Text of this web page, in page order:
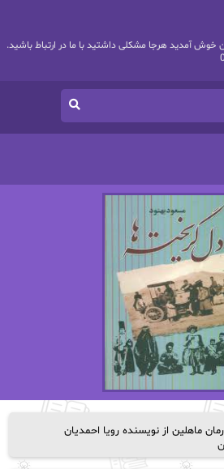
خوش آمدید هرجا مشکلی داشتید با ما در ارتباط باشید.
رمان ماهلین از نویسنده رویا احمدیان